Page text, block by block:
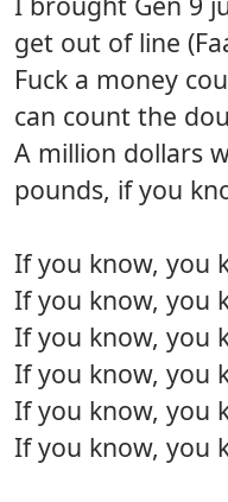
get out of line
Fuck a money
can count the
A million dollars
pounds, if you
If you know, you
If you know, you
If you know, you
If you know, you
If you know, you
If you know, you